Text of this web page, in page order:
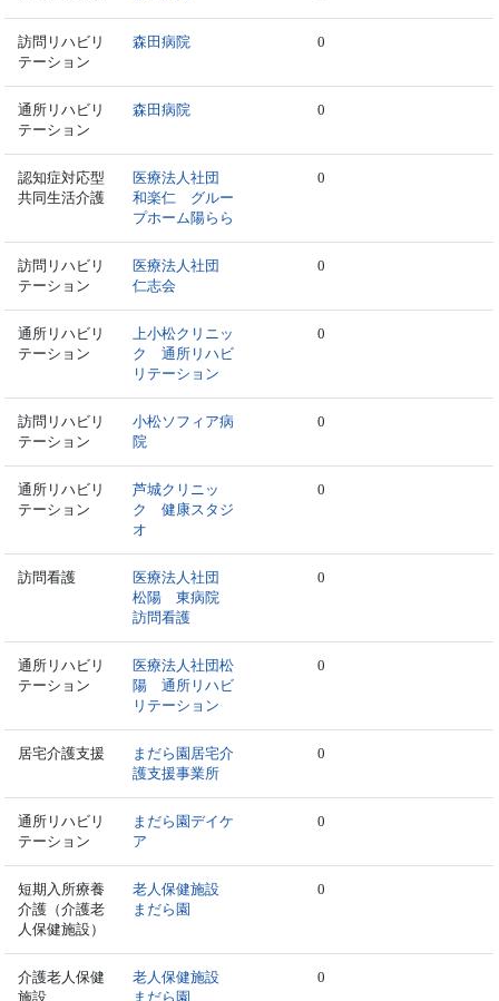
訪問リハビリ
テーション
森田病院 0
通所リハビリ
テーション
森田病院 0
認知症対応型
共同生活介護
医療法人社団
和楽仁 グルー
プホーム陽らら
0
訪問リハビリ
テーション
医療法人社団
仁志会
0
通所リハビリ
テーション
上小松クリニッ
ク 通所リハビ
リテーション
0
訪問リハビリ
テーション
小松ソフィア病
院
0
通所リハビリ
テーション
芦城クリニッ
ク 健康スタジ
オ
0
訪問看護
医療法人社団
松陽 東病院
訪問看護
0
通所リハビリ
テーション
医療法人社団松
陽 通所リハビ
リテーション
0
居宅介護支援
まだら園居宅介
護支援事業所
0
通所リハビリ
テーション
まだら園デイケ
ア
0
短期入所療養
介護（介護老
人保健施設）
老人保健施設
まだら園
0
介護老人保健
施設
老人保健施設
まだら園
0